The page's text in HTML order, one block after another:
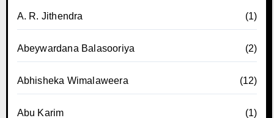
A. R. Jithendra (1)
Abeywardana Balasooriya (2)
Abhisheka Wimalaweera (12)
Abu Karim (1)